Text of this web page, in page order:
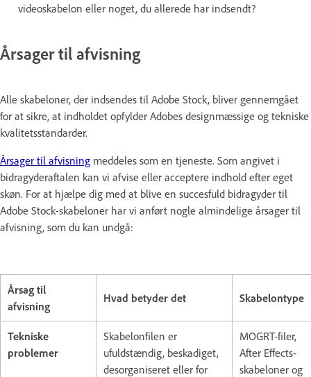
videoskabelon eller noget, du allerede har indsendt?
Årsager til afvisning
Alle skabeloner, der indsendes til Adobe Stock, bliver gennemgået
for at sikre, at indholdet opfylder Adobes designmæssige og tekniske
kvalitetsstandarder.
Årsager til afvisning meddeles som en tjeneste. Som angivet i
bidragyderaftalen kan vi afvise eller acceptere indhold efter eget
skøn. For at hjælpe dig med at blive en succesfuld bidragyder til
Adobe Stock-skabeloner har vi anført nogle almindelige årsager til
afvisning, som du kan undgå:
Årsag til
afvisning
Hvad betyder det Skabelontype
Tekniske
problemer
Skabelonfilen er
ufuldstændig, beskadiget,
desorganiseret eller for
MOGRT-filer,
After Effects-
skabeloner og